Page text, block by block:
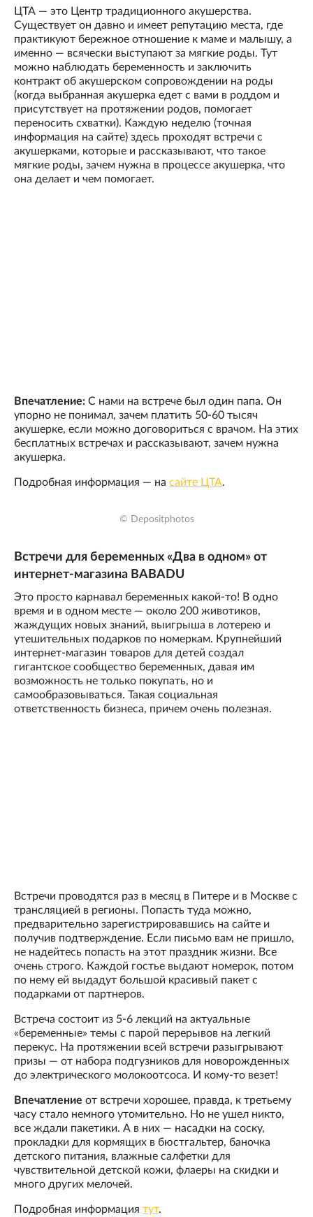
ЦТА — это Центр традиционного акушерства.
Существует он давно и имеет репутацию места, где
практикуют бережное отношение к маме и малышу, а
именно — всячески выступают за мягкие роды. Тут
можно наблюдать беременность и заключить
контракт об акушерском сопровождении на роды
(когда выбранная акушерка едет с вами в роддом и
присутствует на протяжении родов, помогает
переносить схватки). Каждую неделю (точная
информация на сайте) здесь проходят встречи с
акушерками, которые и рассказывают, что такое
мягкие роды, зачем нужна в процессе акушерка, что
она делает и чем помогает.
Впечатление: С нами на встрече был один папа. Он
упорно не понимал, зачем платить 50-60 тысяч
акушерке, если можно договориться с врачом. На этих
бесплатных встречах и рассказывают, зачем нужна
акушерка.
Подробная информация — на сайте ЦТА.
© Depositphotos
Встречи для беременных «Два в одном» от
интернет-магазина BABADU
Это просто карнавал беременных какой-то! В одно
время и в одном месте — около 200 животиков,
жаждущих новых знаний, выигрыша в лотерею и
утешительных подарков по номеркам. Крупнейший
интернет-магазин товаров для детей создал
гигантское сообщество беременных, давая им
возможность не только покупать, но и
самообразовываться. Такая социальная
ответственность бизнеса, причем очень полезная.
Встречи проводятся раз в месяц в Питере и в Москве с
трансляцией в регионы. Попасть туда можно,
предварительно зарегистрировавшись на сайте и
получив подтверждение. Если письмо вам не пришло,
не надейтесь попасть на этот праздник жизни. Все
очень строго. Каждой гостье выдают номерок, потом
по нему ей выдадут большой красивый пакет с
подарками от партнеров.
Встреча состоит из 5-6 лекций на актуальные
«беременные» темы с парой перерывов на легкий
перекус. На протяжении всей встречи разыгрывают
призы — от набора подгузников для новорожденных
до электрического молокоотсоса. И кому-то везет!
Впечатление от встречи хорошее, правда, к третьему
часу стало немного утомительно. Но не ушел никто,
все ждали пакетики. А в них — насадки на соску,
прокладки для кормящих в бюстгальтер, баночка
детского питания, влажные салфетки для
чувствительной детской кожи, флаеры на скидки и
много других мелочей.
Подробная информация тут.